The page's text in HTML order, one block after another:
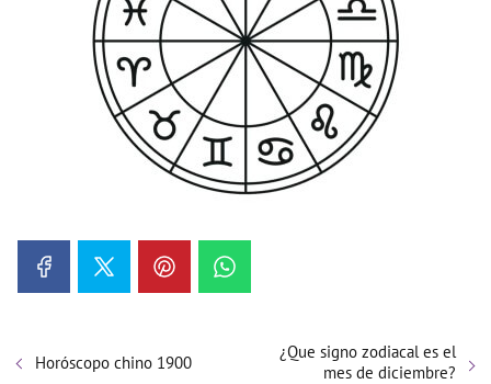
Horóscopo chino 1900
¿Que signo zodiacal es el
mes de diciembre?